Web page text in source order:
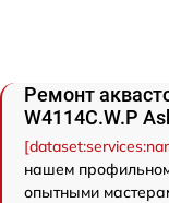
Ремонт
W4114C.W.P
нашем
опытными